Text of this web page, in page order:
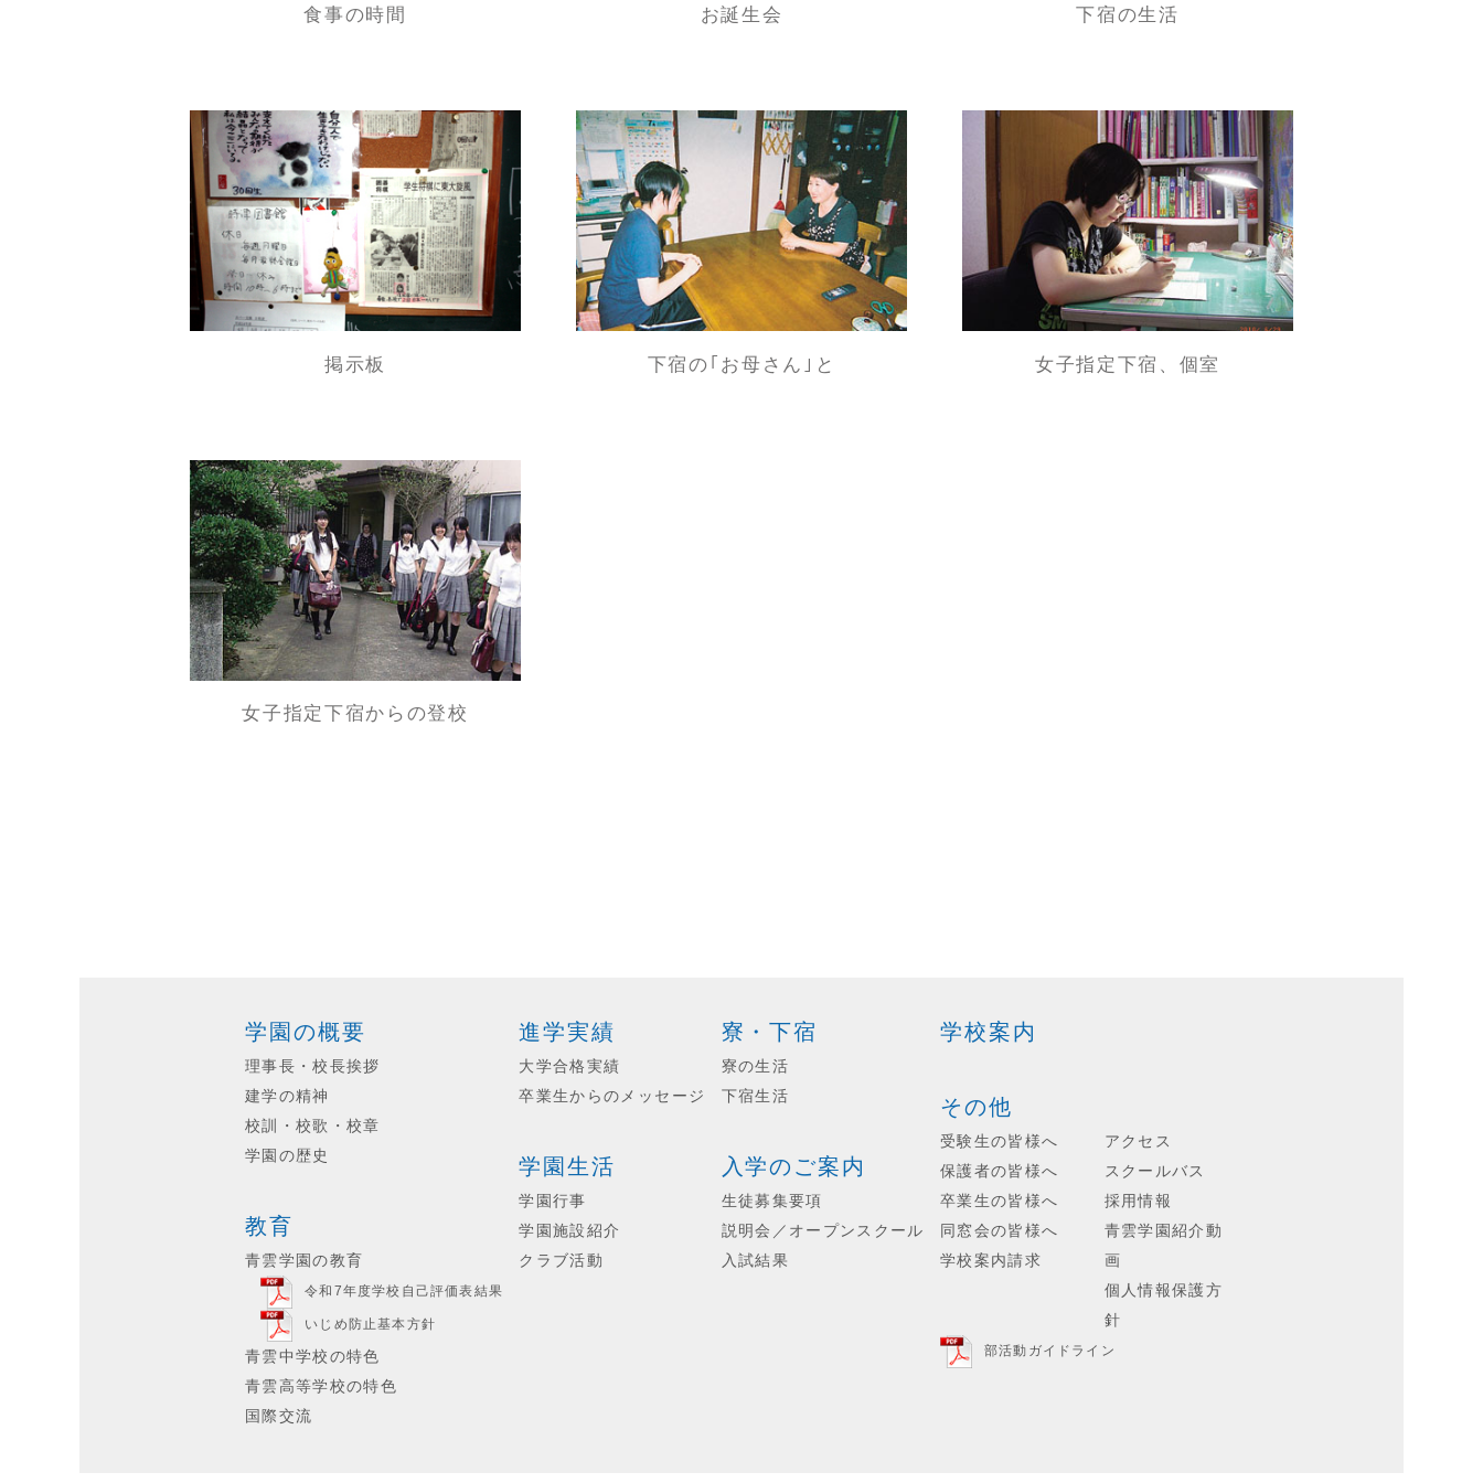
食事の時間 お誕生会 下宿の生活
掲示板 下宿の｢お母さん｣と 女子指定下宿、個室
女子指定下宿からの登校
学園の概要
理事長・校長挨拶
建学の精神
校訓・校歌・校章
学園の歴史
教育
青雲学園の教育
令和7年度学校自己評価表結果
いじめ防止基本方針
青雲中学校の特色
青雲高等学校の特色
国際交流
進学実績
大学合格実績
卒業生からのメッセージ
学園生活
学園行事
学園施設紹介
クラブ活動
寮・下宿
寮の生活
下宿生活
入学のご案内
生徒募集要項
説明会／オープンスクール
入試結果
学校案内
その他
受験生の皆様へ
保護者の皆様へ
卒業生の皆様へ
同窓会の皆様へ
学校案内請求
アクセス
スクールバス
採用情報
青雲学園紹介動
画
個人情報保護方
針
部活動ガイドライン